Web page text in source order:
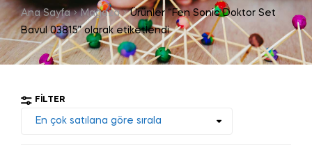
Ana Sayfa Mağaza
Ürünler “Fen Sonic Doktor Set
Bavul 03815” olarak etiketlendi
FILTER